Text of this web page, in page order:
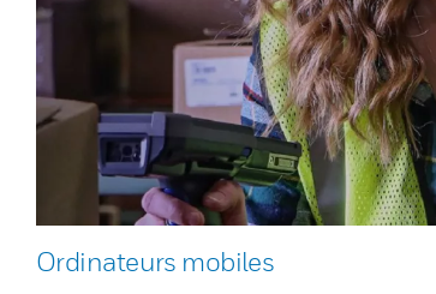
Ordinateurs mobiles